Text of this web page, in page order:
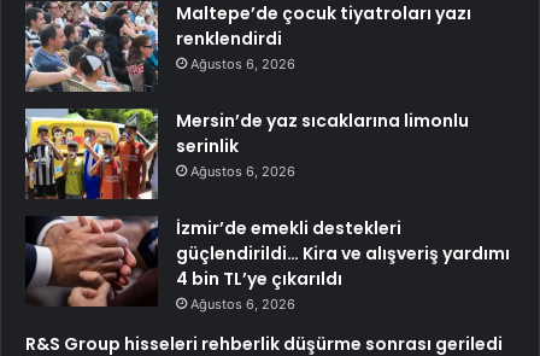
Maltepe’de çocuk tiyatroları yazı
renklendirdi
Ağustos 6, 2026
Mersin’de yaz sıcaklarına limonlu
serinlik
Ağustos 6, 2026
İzmir’de emekli destekleri
güçlendirildi… Kira ve alışveriş yardımı
4 bin TL’ye çıkarıldı
Ağustos 6, 2026
R&S Group hisseleri rehberlik düşürme sonrası geriledi